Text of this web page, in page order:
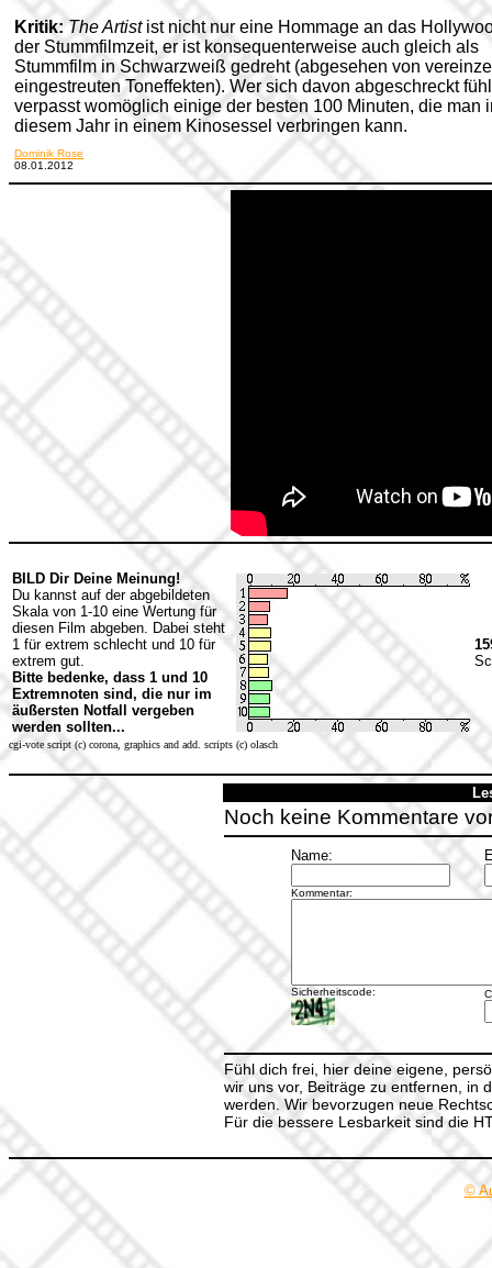
Kritik: The Artistist nicht nur eine Hommage an das
der Stummfilmzeit, er ist konsequenterweise auch gleich als
Stummfilm in Schwarzweiß gedreht (abgesehen von
eingestreuten Toneffekten). Wer sich davon abgeschreckt
verpasst womöglich einige der besten 100 Minuten, die man
diesem Jahr in einem Kinosessel verbringen kann.
Dominik Rose
08.01.2012
BILD Dir Deine Meinung!
Du kannst auf der abgebildeten
Skala von 1-10 eine Wertung für
diesen Film abgeben. Dabei steht
1 für extrem schlecht und 10 für
extrem gut.
Bitte bedenke, dass 1 und 10
Extremnoten sind, die nur im
äußersten Notfall vergeben
werden sollten...
cgi-vote script (c) corona, graphics and add. scripts (c) olasch
Noch keine Kommentare
Name:
Kommentar:
Sicherheitscode:
Fühl dich frei, hier deine eigene,
wir uns vor, Beiträge zu entfernen, in
werden. Wir bevorzugen neue
Für die bessere Lesbarkeit sind die
©